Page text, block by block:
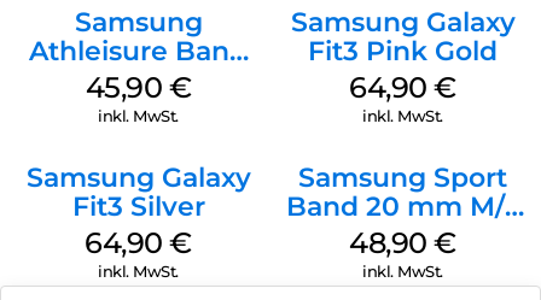
Samsung
Athleisure Band
S/M Galaxy
Watch7 Cream
45,90 €
inkl. MwSt.
Samsung Galaxy
Fit3 Pink Gold
64,90€
inkl. MwSt.
Samsung Galaxy
Fit3 Silver
64,90€
inkl. MwSt.
Samsung Sport
Band 20 mm M/L
Galaxy Watch
Series Silber
48,90€
inkl. MwSt.